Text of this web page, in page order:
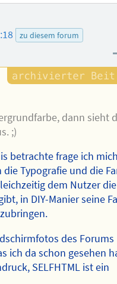
zu diesem forum
dann sieht
;)
betrachte frage ich
Typografie und die
dem Nutzer die
in DIY-Manier seine
des Forums
ich da schon gesehen
SELFHTML ist ein